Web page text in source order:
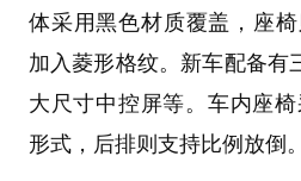
体采用黑色材质覆盖，座
加入菱形格纹。新车配备有
大尺寸中控屏等。车内座
形式，后排则支持比例放倒。